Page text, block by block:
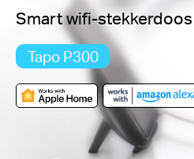
Smart wifi-stekkerdoos
Tapo P300